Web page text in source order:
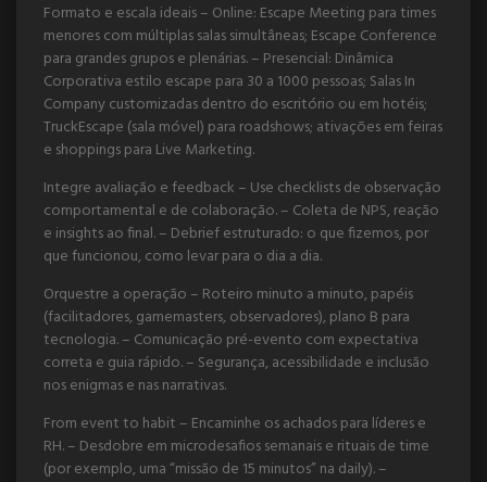
Formato e escala ideais – Online: Escape Meeting para times
menores com múltiplas salas simultâneas; Escape Conference
para grandes grupos e plenárias. – Presencial: Dinâmica
Corporativa estilo escape para 30 a 1000 pessoas; Salas In
Company customizadas dentro do escritório ou em hotéis;
TruckEscape (sala móvel) para roadshows; ativações em feiras
e shoppings para Live Marketing.
Integre avaliação e feedback – Use checklists de observação
comportamental e de colaboração. – Coleta de NPS, reação
e insights ao final. – Debrief estruturado: o que fizemos, por
que funcionou, como levar para o dia a dia.
Orquestre a operação – Roteiro minuto a minuto, papéis
(facilitadores, gamemasters, observadores), plano B para
tecnologia. – Comunicação pré-evento com expectativa
correta e guia rápido. – Segurança, acessibilidade e inclusão
nos enigmas e nas narrativas.
From event to habit – Encaminhe os achados para líderes e
RH. – Desdobre em microdesafios semanais e rituais de time
(por exemplo, uma “missão de 15 minutos” na daily). –